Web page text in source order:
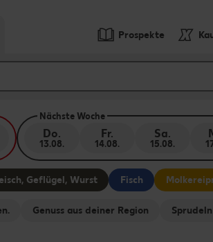
Prospekte
Nächste Woche
Do.
13.08.
Fr.
14.08.
Sa.
15.08.
Geflügel, Wurst Fisch
Genuss aus deiner Region